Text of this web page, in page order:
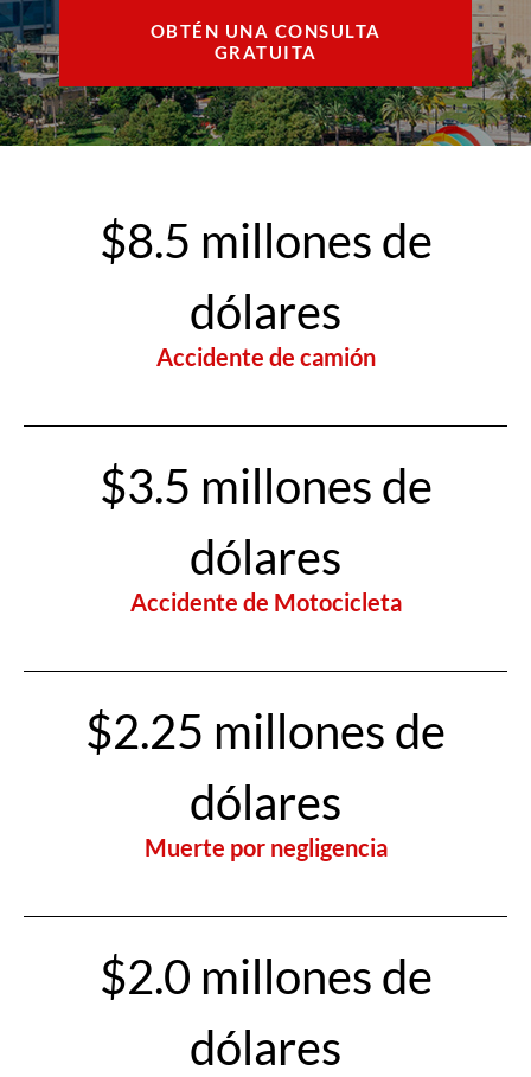
ENGLISH
OBTÉN UNA CONSULTA
GRATUITA
$8.5 millones de
dólares
Accidente de camión
$3.5 millones de
dólares
Accidente de Motocicleta
$2.25 millones de
dólares
Muerte por negligencia
$2.0 millones de
dólares